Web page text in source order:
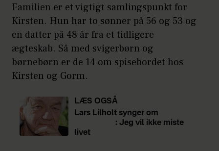
Familien er et vigtigt samlingspunkt for
Kirsten. Hun har to sønner på 56 og 53 og
en datter på 48 år fra et tidligere
ægteskab. Så med svigerbørn og
børnebørn er de 14 om spisebordet hos
Kirsten og Gorm.
LÆS OGSÅ
Lars Lilholt synger om
: Jeg vil ikke miste
livet